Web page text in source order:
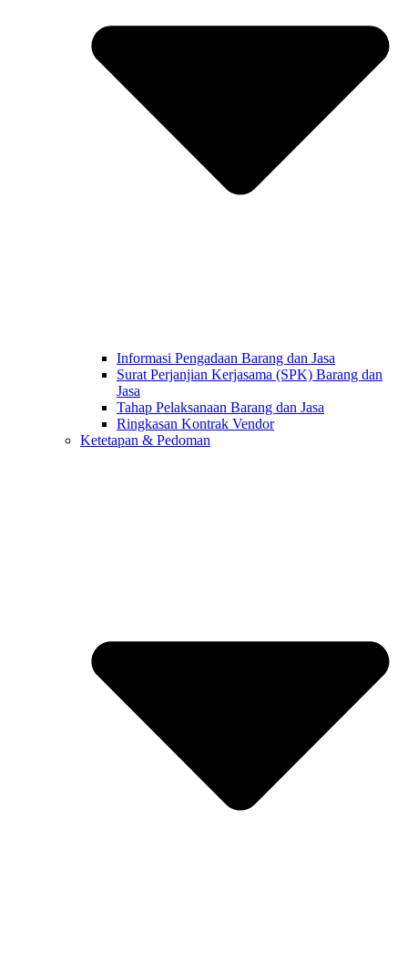
Informasi Pengadaan Barang dan Jasa
Surat Perjanjian Kerjasama (SPK) Barang dan
Jasa
Tahap Pelaksanaan Barang dan Jasa
Ringkasan Kontrak Vendor
Ketetapan & Pedoman